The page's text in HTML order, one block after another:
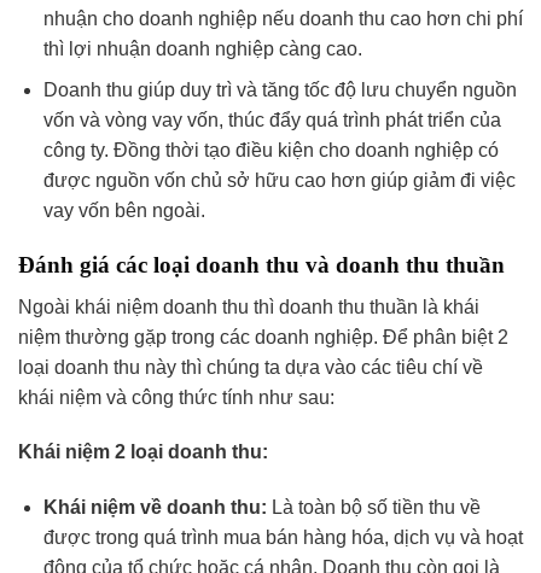
nhuận cho doanh nghiệp nếu doanh thu cao hơn chi phí
thì lợi nhuận doanh nghiệp càng cao.
Doanh thu giúp duy trì và tăng tốc độ lưu chuyển nguồn
vốn và vòng vay vốn, thúc đẩy quá trình phát triển của
công ty. Đồng thời tạo điều kiện cho doanh nghiệp có
được nguồn vốn chủ sở hữu cao hơn giúp giảm đi việc
vay vốn bên ngoài.
Đánh giá các loại doanh thu và doanh thu thuần
Ngoài khái niệm doanh thu thì doanh thu thuần là khái
niệm thường gặp trong các doanh nghiệp. Để phân biệt 2
loại doanh thu này thì chúng ta dựa vào các tiêu chí về
khái niệm và công thức tính như sau:
Khái niệm 2 loại doanh thu:
Khái niệm về doanh thu: Là toàn bộ số tiền thu về
được trong quá trình mua bán hàng hóa, dịch vụ và hoạt
động của tổ chức hoặc cá nhân. Doanh thu còn gọi là